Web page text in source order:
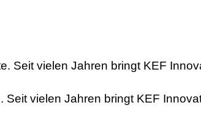
Seit vielen Jahren bringt KEF
Seit vielen Jahren bringt KEF